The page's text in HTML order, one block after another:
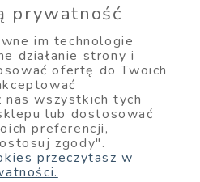
SKLEPU
O SKLEPIE
prywatność
im technologie
działanie strony i
ofertę do Twoich
wszystkich tych
lub dostosować
preferencji,
zgody".
przeczytasz w